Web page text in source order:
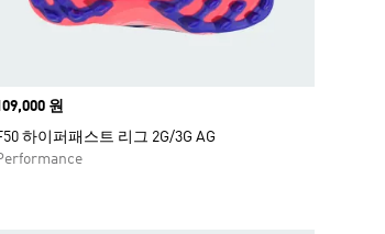
원
하이퍼패스트 리그 2G/3G AG